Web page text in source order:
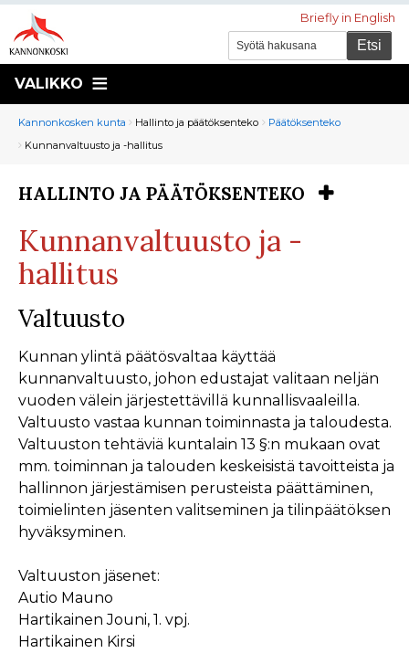
Briefly in English
VALIKKO
Murupolku
You
are
Kannonkosken kunta Hallinto ja päätöksenteko
Päätöksenteko
Kunnanvaltuusto ja -hallitus
You
here:
HALLINTO JA PÄÄTÖKSENTEKO
Kunnanvaltuusto ja -
hallitus
Valtuusto
Kunnan ylintä päätösvaltaa käyttää
kunnanvaltuusto, johon edustajat valitaan neljän
vuoden välein järjestettävillä kunnallisvaaleilla.
Valtuusto vastaa kunnan toiminnasta ja taloudesta.
Valtuuston tehtäviä kuntalain 13 §:n mukaan ovat
mm. toiminnan ja talouden keskeisistä tavoitteista ja
hallinnon järjestämisen perusteista päättäminen,
toimielinten jäsenten valitseminen ja tilinpäätöksen
hyväksyminen.
Valtuuston jäsenet:
Autio Mauno
Hartikainen Jouni, 1. vpj.
Hartikainen Kirsi